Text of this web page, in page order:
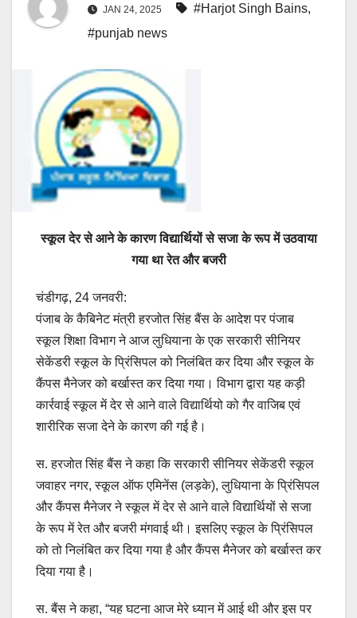
JAN 24, 2025 #Harjot Singh Bains,
#punjab news
स्कूल देर से आने के कारण विद्यार्थियों से सजा के रूप में उठवाया
गया था रेत और बजरी
चंडीगढ़, 24 जनवरी:
पंजाब के कैबिनेट मंत्री हरजोत सिंह बैंस के आदेश पर पंजाब
स्कूल शिक्षा विभाग ने आज लुधियाना के एक सरकारी सीनियर
सेकेंडरी स्कूल के प्रिंसिपल को निलंबित कर दिया और स्कूल के
कैंपस मैनेजर को बर्खास्त कर दिया गया। विभाग द्वारा यह कड़ी
कार्रवाई स्कूल में देर से आने वाले विद्यार्थियो को गैर वाजिब एवं
शारीरिक सजा देने के कारण की गई है।
स. हरजोत सिंह बैंस ने कहा कि सरकारी सीनियर सेकेंडरी स्कूल
जवाहर नगर, स्कूल ऑफ एमिनेंस (लड़के), लुधियाना के प्रिंसिपल
और कैंपस मैनेजर ने स्कूल में देर से आने वाले विद्यार्थियों से सजा
के रूप में रेत और बजरी मंगवाई थी। इसलिए स्कूल के प्रिंसिपल
को तो निलंबित कर दिया गया है और कैंपस मैनेजर को बर्खास्त कर
दिया गया है।
स. बैंस ने कहा, “यह घटना आज मेरे ध्यान में आई थी और इस पर